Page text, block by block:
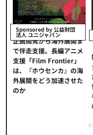
Sponsored by 公益財団
法人 ユニジャパン
企画開発から海外展開ま
で伴走支援。長編アニメ
支援「Film Frontier」
は、『ホウセンカ』の海
外展開をどう加速させた
のか